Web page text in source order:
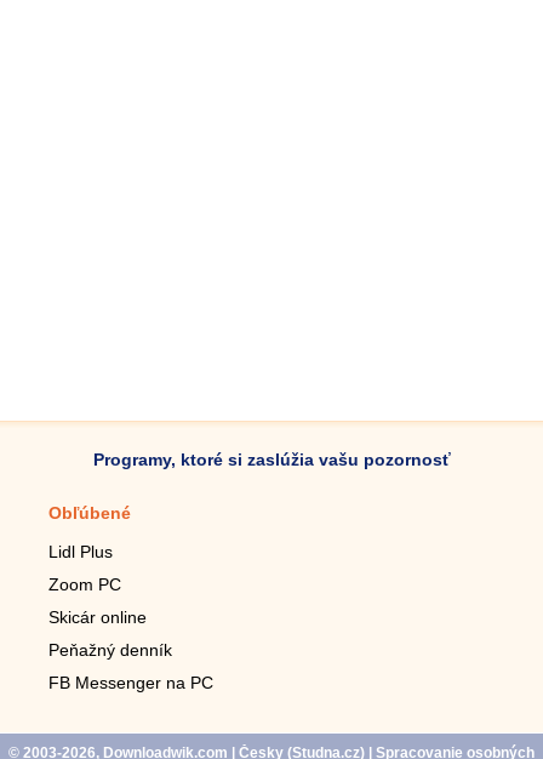
Programy, ktoré si zaslúžia vašu pozornosť
Obľúbené
Lidl Plus
Zoom PC
Skicár online
Peňažný denník
FB Messenger na PC
© 2003-2026, Downloadwik.com | Česky (Studna.cz) Spracovanie osobných